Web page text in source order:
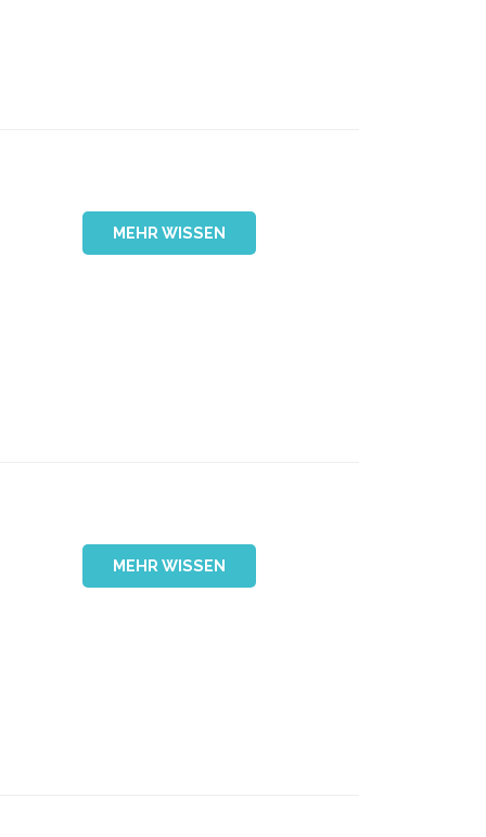
MEHR WISSEN
MEHR WISSEN